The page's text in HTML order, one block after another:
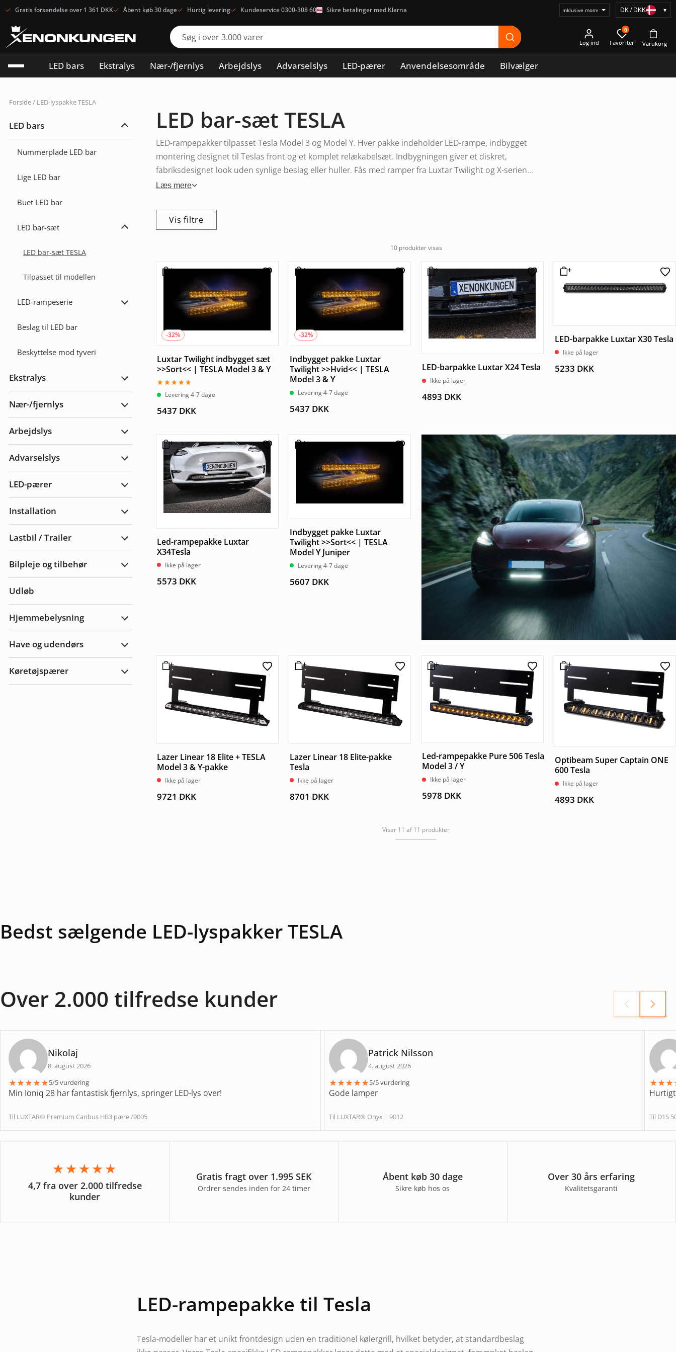
Gratis forsendelse over 1 361 DKK Åbent køb 30 dage Hurtig levering Kundeservice 0300-308 60 Sikre betalinger med Klarna
Vælg
DK / DKK ▾
Log ind
0
LED bars Ekstralys Nær-/fjernlys Arbejdslys Advarselslys LED-pærer Anvendelsesområde Bilvælger
Forside/ LED-lyspakke TESLA
LED bars
Udvid
Nummerplade LED bar
Lige LED bar
Buet LED bar
LED bar-sæt
Udvid
LED bar-sæt TESLA
Tilpasset til modellen
LED-rampeserie
Udvid
Beslag til LED bar
Beskyttelse mod tyveri
Ekstralys
Udvid
Nær-/fjernlys
Udvid
Nær-/fjernlys
Arbejdslys
Udvid
Advarselslys
Udvid
LED-pærer
Udvid
Installation
Udvid
Lastbil / Trailer
Udvid
Trailer
Bilpleje og tilbehør
Udvid
Udløb
Hjemmebelysning
Udvid
Have og udendørs
Udvid
Udendørs
Køretøjspærer
Udvid
LED bar-sæt TESLA
LED-rampepakker tilpasset Tesla Model 3 og Model Y. Hver pakke indeholder LED-rampe, indbygget
montering designet til Teslas front og et komplet relækabelsæt. Indbygningen giver et diskret,
fabriksdesignet look uden synlige beslag eller huller. Fås med ramper fra Luxtar Twilight og X-serien...
Læs mere
Vis filtre
10 produkter visas
-32%
Luxtar Twilight indbygget sæt
>>Sort<< | TESLA Model 3 & Y
Vurderet
5.00Levering 4-7 dage
5437 DKK
-32%
Indbygget pakke Luxtar
Twilight >>Hvid<< | TESLA
Model 3 & Y
Levering 4-7 dage
5437 DKK
LED-barpakke Luxtar X24 Tesla
Ikke på lager
4893 DKK
LED-barpakke Luxtar X30 Tesla
Ikke på lager
5233 DKK
Led-rampepakke Luxtar
X34Tesla
Ikke på lager
5573 DKK
Indbygget pakke Luxtar
Twilight >>Sort<< | TESLA
Model Y Juniper
Levering 4-7 dage
5607 DKK
Lazer Linear 18 Elite + TESLA
Model 3 & Y-pakke
Ikke på lager
9721 DKK
Lazer Linear 18 Elite-pakke
Tesla
Ikke på lager
8701 DKK
Led-rampepakke Pure 506 Tesla
Model 3 / Y
Ikke på lager
5978 DKK
Optibeam Super Captain ONE
600 Tesla
Ikke på lager
4893 DKK
Visar 11 af 11 produkter
Bedst sælgende LED-lyspakker TESLA
Over 2.000 tilfredse kunder
Nikolaj
8. august 2026
★★★★★5/5 vurdering
Min Ioniq 28 har fantastisk fjernlys, springer LED-lys over!
Til LUXTAR® Premium Canbus HB3 pære /9005
Patrick Nilsson
4. august 2026
★★★★★5/5 vurdering
Gode lamper
Til LUXTAR® Onyx | 9012
★★★
Til D1S
★★★★★
4,7 fra over 2.000 tilfredse
kunder
Gratis fragt over 1.995 SEK
Ordrer sendes inden for 24 timer
Åbent køb 30 dage
Sikre køb hos os
Over 30 års erfaring
Kvalitetsgaranti
LED-rampepakke til Tesla
Tesla-modeller har et unikt frontdesign uden en traditionel kølergrill, hvilket betyder, at standardbeslag